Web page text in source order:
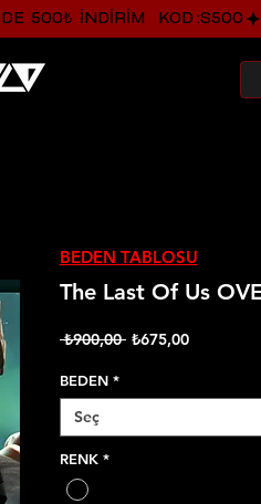
The Last Of Us
₺900,00 Normal
₺675,00İndirimli
BEDEN *
Seç
RENK *
BEDEN TABLOSU